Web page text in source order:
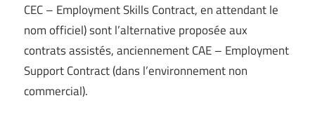
CEC – Employment Skills Contract, en attendant le
nom officiel) sont l’alternative proposée aux
contrats assistés, anciennement CAE – Employment
Support Contract (dans l’environnement non
commercial).